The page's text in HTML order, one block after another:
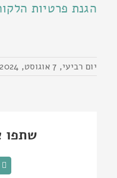
הגנת פרטיות
יום רביעי, 7 אוגוסט, 2024
שתפו